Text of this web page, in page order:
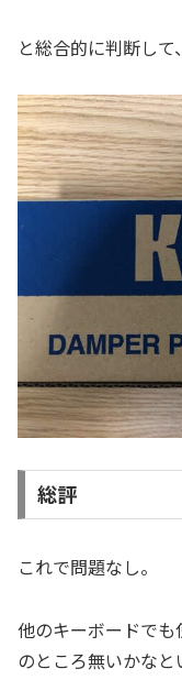
と総合的に判断し
総評
これで問題なし。
他のキーボードで
のところ無いかなと